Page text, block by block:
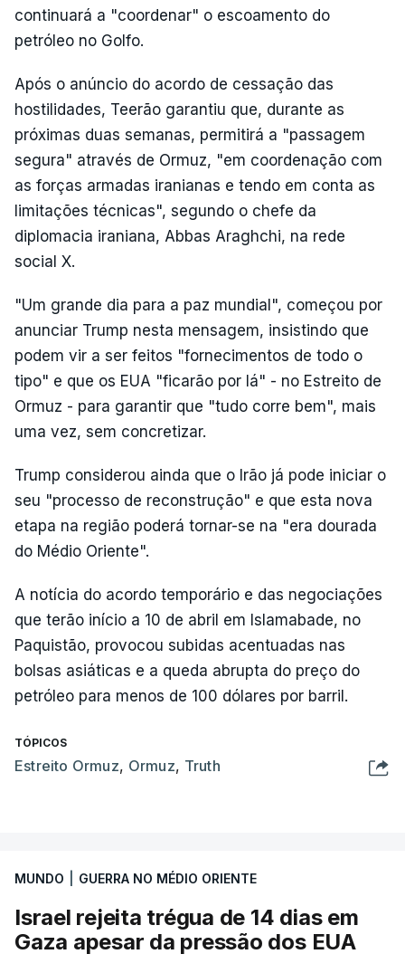
continuará a "coordenar" o escoamento do
petróleo no Golfo.
Após o anúncio do acordo de cessação das
hostilidades, Teerão garantiu que, durante as
próximas duas semanas, permitirá a "passagem
segura" através de Ormuz, "em coordenação com
as forças armadas iranianas e tendo em conta as
limitações técnicas", segundo o chefe da
diplomacia iraniana, Abbas Araghchi, na rede
social X.
"Um grande dia para a paz mundial", começou por
anunciar Trump nesta mensagem, insistindo que
podem vir a ser feitos "fornecimentos de todo o
tipo" e que os EUA "ficarão por lá" - no Estreito de
Ormuz - para garantir que "tudo corre bem", mais
uma vez, sem concretizar.
Trump considerou ainda que o Irão já pode iniciar o
seu "processo de reconstrução" e que esta nova
etapa na região poderá tornar-se na "era dourada
do Médio Oriente".
A notícia do acordo temporário e das negociações
que terão início a 10 de abril em Islamabade, no
Paquistão, provocou subidas acentuadas nas
bolsas asiáticas e a queda abrupta do preço do
petróleo para menos de 100 dólares por barril.
TÓPICOS
Estreito Ormuz, Ormuz, Truth
MUNDO GUERRA NO MÉDIO ORIENTE
Israel rejeita trégua de 14 dias em
Gaza apesar da pressão dos EUA